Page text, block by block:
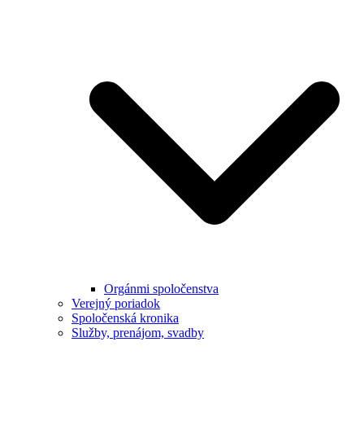
Orgánmi spoločenstva
Verejný poriadok
Spoločenská kronika
Služby, prenájom, svadby